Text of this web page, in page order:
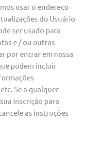
usar o endereço
do Usuário
ser usado para
e / ou outras
por entrar em nossa
podem incluir
Se a qualquer
inscrição para
as instruções